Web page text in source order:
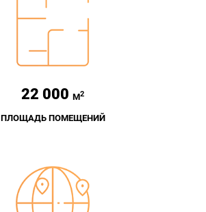
22 000 М2
ПЛОЩАДЬ ПОМЕЩЕНИЙ